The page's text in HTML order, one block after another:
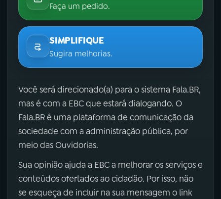
Faça um pedido.
SIMPLIFIQUE
Sugira melhorias.
Você será direcionado(a) para o sistema Fala.BR,
mas é com a EBC que estará dialogando. O
Fala.BR é uma plataforma de comunicação da
sociedade com a administração pública, por
meio das Ouvidorias.
Sua opinião ajuda a EBC a melhorar os serviços e
conteúdos ofertados ao cidadão. Por isso, não
se esqueça de incluir na sua mensagem o link